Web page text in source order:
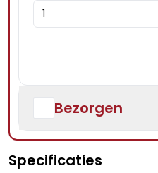
Bezorgen
Specificaties